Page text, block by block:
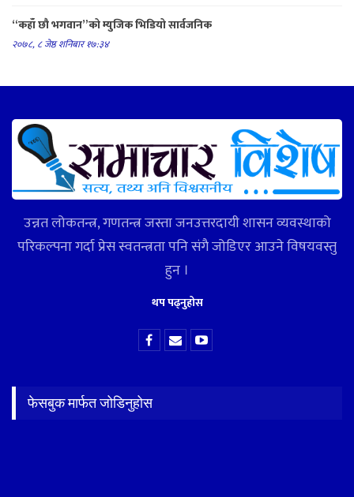
“कहाँ छौ भगवान”को म्युजिक भिडियो सार्वजनिक
२०७८, ८ जेष्ठ शनिबार १७:३४
उन्नत लोकतन्त्र, गणतन्त्र जस्ता जनउत्तरदायी शासन व्यवस्थाको
परिकल्पना गर्दा प्रेस स्वतन्त्रता पनि संगै जोडिएर आउने विषयवस्तु
हुन ।
थप पढ्नुहोस
फेसबुक मार्फत जोडिनुहोस